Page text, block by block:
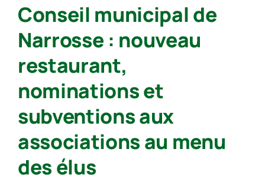
après
une
série
de
à
l’unanimité,
le
monte
Conseil municipal de
Narrosse : nouveau
restaurant,
nominations et
subventions aux
associations au menu
des élus